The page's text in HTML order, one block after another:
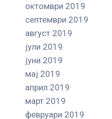
октомври 2019
септември 2019
август 2019
јули 2019
јуни 2019
мај 2019
април 2019
март 2019
февруари 2019